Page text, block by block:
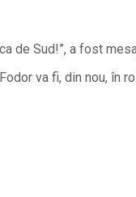
de Sud!”, a fost
va fi, din nou, în